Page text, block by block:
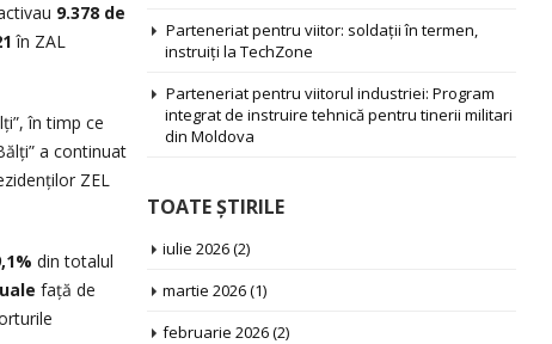
9.378 de
în ZAL
în timp ce
a continuat
ZEL
din totalul
față de
Parteneriat pentru viitor: soldații în termen,
instruiți la TechZone
Parteneriat pentru viitorul industriei: Program
integrat de instruire tehnică pentru tinerii militari
din Moldova
TOATE ŞTIRILE
iulie 2026(2)
martie 2026(1)
februarie 2026(2)